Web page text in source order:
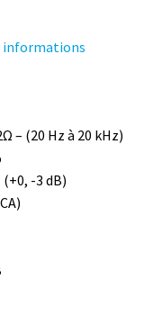
informations
– (20 Hz à 20 kHz)
-3 dB)